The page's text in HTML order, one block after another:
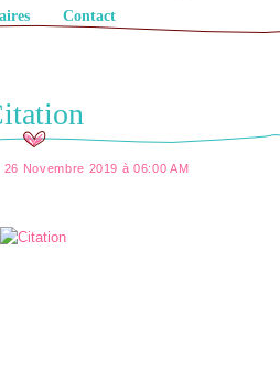
Contact
26 Novembre 2019 à 06:00 AM